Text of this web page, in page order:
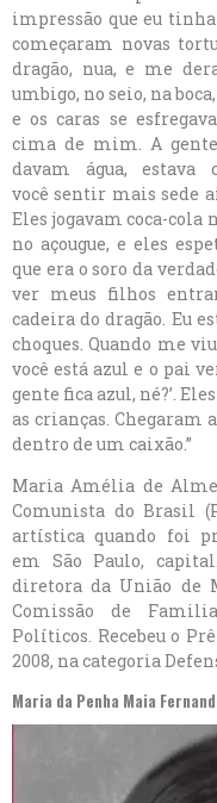
impressão que eu
começaram novas
dragão, nua, e me
umbigo, no seio, na
e os caras se
cima de mim. A
davam água,
você sentir mais sede
Eles jogavam coca-cola
no açougue, e eles
que era o soro da
ver meus filhos
cadeira do dragão. Eu
choques. Quando me
você está azul e o pai
gente fica azul, né?’.
as crianças. Chegaram
dentro de um caixão.”
Maria Amélia de
Comunista do Brasil
artística quando foi
em São Paulo,
diretora da União de
Comissão de
Políticos. Recebeu o
2008, na categoria
Maria da Penha Maia